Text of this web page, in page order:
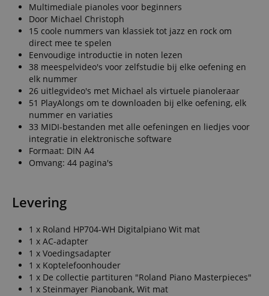
Multimediale pianoles voor beginners
Door Michael Christoph
15 coole nummers van klassiek tot jazz en rock om
direct mee te spelen
Eenvoudige introductie in noten lezen
38 meespelvideo's voor zelfstudie bij elke oefening en
elk nummer
26 uitlegvideo's met Michael als virtuele pianoleraar
51 PlayAlongs om te downloaden bij elke oefening, elk
nummer en variaties
33 MIDI-bestanden met alle oefeningen en liedjes voor
integratie in elektronische software
Formaat: DIN A4
Omvang: 44 pagina's
Levering
1 x Roland HP704-WH Digitalpiano Wit mat
1 x AC-adapter
1 x Voedingsadapter
1 x Koptelefoonhouder
1 x De collectie partituren "Roland Piano Masterpieces"
1 x Steinmayer Pianobank, Wit mat